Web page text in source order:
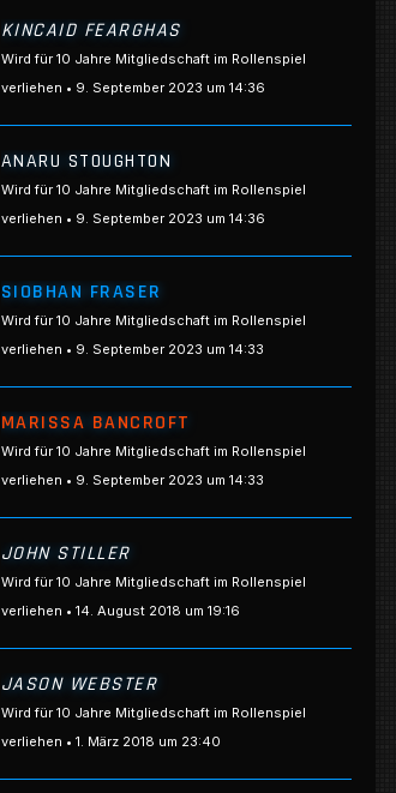
KINCAID FEARGHAS
Wird für 10 Jahre Mitgliedschaft im Rollenspiel
verliehen
9. September 2023 um 14:36
ANARU STOUGHTON
Wird für 10 Jahre Mitgliedschaft im Rollenspiel
verliehen
9. September 2023 um 14:36
SIOBHAN FRASER
Wird für 10 Jahre Mitgliedschaft im Rollenspiel
verliehen
9. September 2023 um 14:33
MARISSA BANCROFT
Wird für 10 Jahre Mitgliedschaft im Rollenspiel
verliehen
9. September 2023 um 14:33
JOHN STILLER
Wird für 10 Jahre Mitgliedschaft im Rollenspiel
verliehen
14. August 2018 um 19:16
JASON WEBSTER
Wird für 10 Jahre Mitgliedschaft im Rollenspiel
verliehen
1. März 2018 um 23:40